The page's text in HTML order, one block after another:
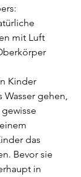
mit Luft
Kinder
Wasser gehen,
das
Bevor sie
in